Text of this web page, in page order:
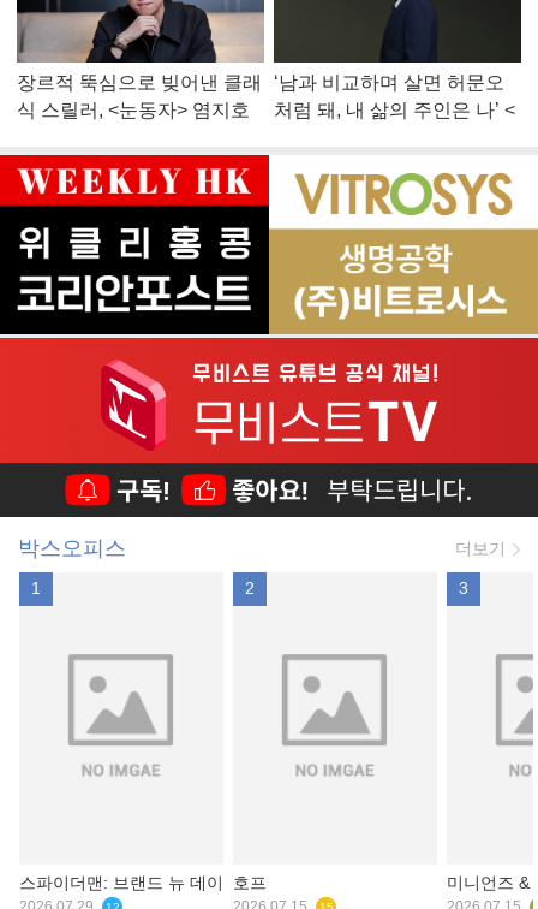
장르적 뚝심으로 빚어낸 클래
식 스릴러, <눈동자> 염지호
‘남과 비교하며 살면 허문오
처럼 돼, 내 삶의 주인은 나’ <
박스오피스 더보기
1
스파이더맨: 브랜드 뉴 데이
2
호프
3
미니언즈 &